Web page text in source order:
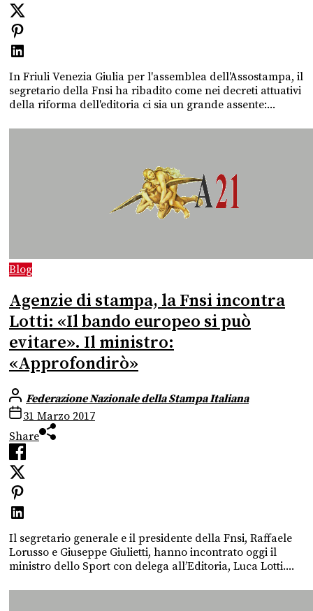
In Friuli Venezia Giulia per l'assemblea dell'Assostampa, il
segretario della Fnsi ha ribadito come nei decreti attuativi
della riforma dell'editoria ci sia un grande assente:...
Blog
Agenzie di stampa, la Fnsi incontra
Lotti: «Il bando europeo si può
evitare». Il ministro:
«Approfondirò»
Federazione Nazionale della Stampa Italiana
31 Marzo 2017
Share
Il segretario generale e il presidente della Fnsi, Raffaele
Lorusso e Giuseppe Giulietti, hanno incontrato oggi il
ministro dello Sport con delega all’Editoria, Luca Lotti....